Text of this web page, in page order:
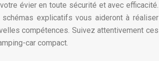
évier en toute sécurité et avec efficacité.
explicatifs vous aideront à réaliser
compétences. Suivez attentivement ces
car compact.